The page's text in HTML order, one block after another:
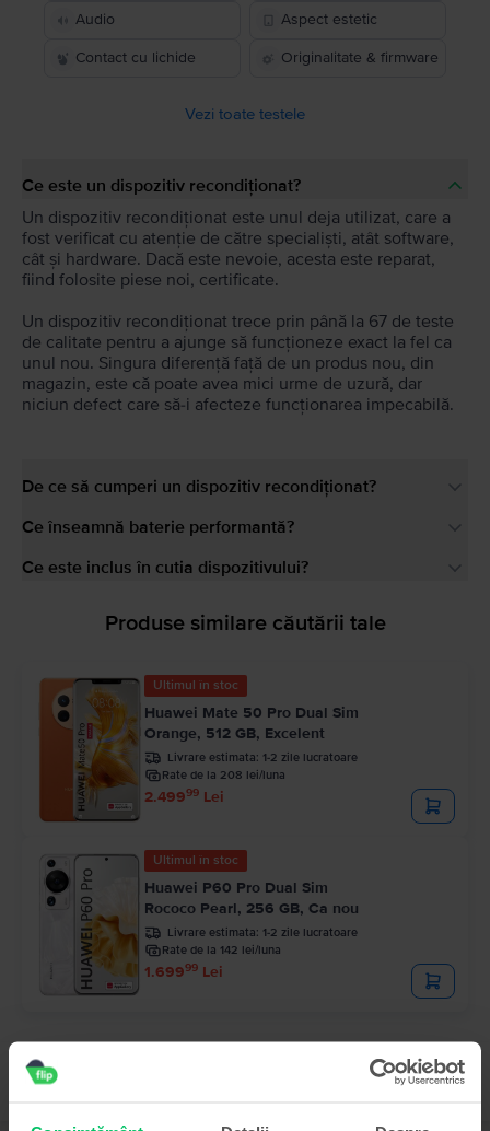
Audio Aspect estetic
Contact cu lichide Originalitate & firmware
Vezi toate testele
Ce este un dispozitiv recondiționat?
Un dispozitiv recondiționat este unul deja utilizat, care a
fost verificat cu atenție de către specialiști, atât software,
cât și hardware. Dacă este nevoie, acesta este reparat,
fiind folosite piese noi, certificate.
Un dispozitiv recondiționat trece prin până la 67 de teste
de calitate pentru a ajunge să funcționeze exact la fel ca
unul nou. Singura diferență față de un produs nou, din
magazin, este că poate avea mici urme de uzură, dar
niciun defect care să-i afecteze funcționarea impecabilă.
De ce să cumperi un dispozitiv recondiționat?
Ce înseamnă baterie performantă?
Ce este inclus în cutia dispozitivului?
Produse similare căutării tale
Ultimul în stoc
Huawei Mate 50 Pro Dual Sim
Orange, 512 GB, Excelent
Livrare estimata: 1-2 zile lucratoare
Rate de la 208 lei/luna
2.49999 Lei
Ultimul în stoc
Huawei P60 Pro Dual Sim
Rococo Pearl, 256 GB, Ca nou
Livrare estimata: 1-2 zile lucratoare
Rate de la 142 lei/luna
1.69999 Lei